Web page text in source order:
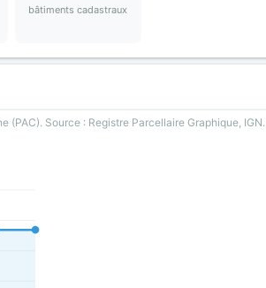
bâtiments cadastraux
Source : Registre Parcellaire Graphique, IGN.